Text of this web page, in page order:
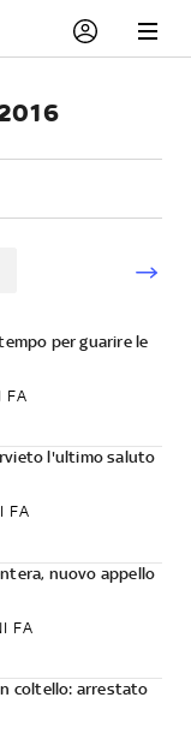
per guarire le
FA
l'ultimo saluto
FA
nuovo appello
FA
coltello: arrestato